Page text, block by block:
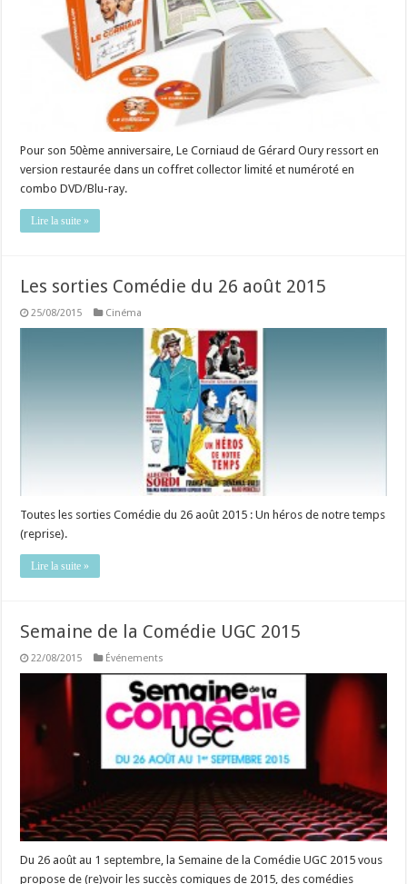
Pour son 50ème anniversaire, Le Corniaud de Gérard Oury ressort en
version restaurée dans un coffret collector limité et numéroté en
combo DVD/Blu-ray.
Lire la suite »
Les sorties Comédie du 26 août 2015
25/08/2015 Cinéma
Toutes les sorties Comédie du 26 août 2015 : Un héros de notre temps
(reprise).
Lire la suite »
Semaine de la Comédie UGC 2015
22/08/2015 Événements
Du 26 août au 1 septembre, la Semaine de la Comédie UGC 2015 vous
propose de (re)voir les succès comiques de 2015, des comédies